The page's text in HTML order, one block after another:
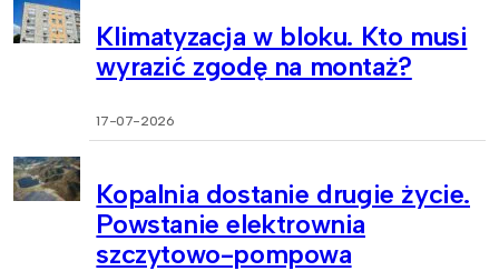
Klimatyzacja w bloku. Kto musi
wyrazić zgodę na montaż?
17-07-2026
Kopalnia dostanie drugie życie.
Powstanie elektrownia
szczytowo-pompowa